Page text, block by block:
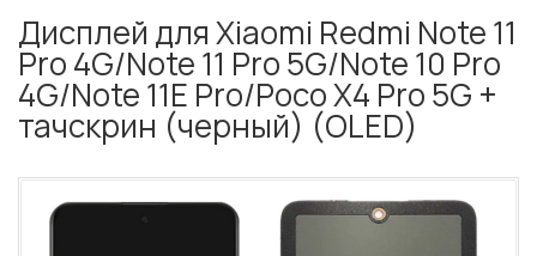
Дисплей для Xiaomi Redmi Note 11
Pro 4G/Note 11 Pro 5G/Note 10 Pro
4G/Note 11E Pro/Poco X4 Pro 5G +
тачскрин (черный) (OLED)